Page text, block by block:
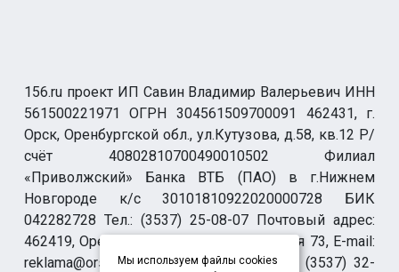
156.ru проект ИП Савин Владимир Валерьевич ИНН
561500221971 ОГРН 304561509700091 462431, г.
Орск, Оренбургской обл., ул.Кутузова, д.58, кв.12 Р/
счёт 40802810700490010502 Филиал
«Приволжский» Банка ВТБ (ПАО) в г.Нижнем
Новгороде к/с 30101810922020000728 БИК
042282728 Тел.: (3537) 25-08-07 Почтовый адрес:
462419, Оренбургская обл., г. Орск-19 а/я 73, E-mail:
reklama@orsk.ru ТЕЛЕФОН МОДЕРАЦИИ (3537) 32-
Мы используем файлы cookies